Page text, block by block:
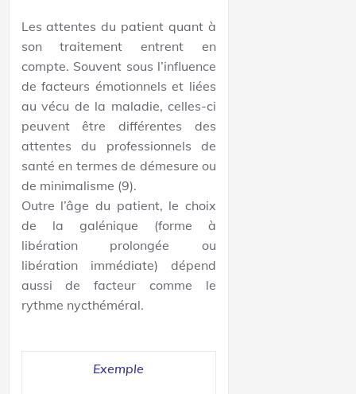
Les attentes du patient quant à
son traitement entrent en
compte. Souvent sous l’influence
de facteurs émotionnels et liées
au vécu de la maladie, celles-ci
peuvent être différentes des
attentes du professionnels de
santé en termes de démesure ou
de minimalisme (9).
Outre l’âge du patient, le choix
de la galénique (forme à
libération prolongée ou
libération immédiate) dépend
aussi de facteur comme le
rythme nycthéméral.
Exemple